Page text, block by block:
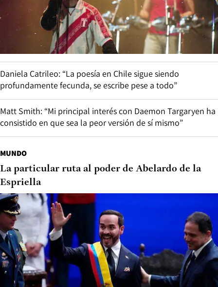
Daniela Catrileo: “La poesía en Chile sigue siendo
profundamente fecunda, se escribe pese a todo”
Matt Smith: “Mi principal interés con Daemon Targaryen ha
consistido en que sea la peor versión de sí mismo”
MUNDO
La particular ruta al poder de Abelardo de la
Espriella